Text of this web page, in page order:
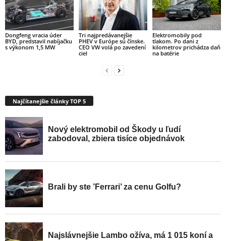
Dongfeng vracia úder
BYD, predstavil nabíjačku
s výkonom 1,5 MW
Tri najpredávanejšie
PHEV v Európe sú čínske.
CEO VW volá po zavedení
ciel
Elektromobily pod
tlakom. Po dani z
kilometrov prichádza daň
na batérie
Najčítanejšie články TOP 5